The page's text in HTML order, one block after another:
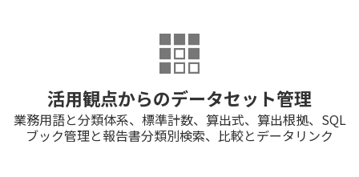
活用観点からのデータセット管理
業務用語と分類体系、標準計数、算出式、算出根拠、SQL
ブック管理と報告書分類別検索、比較とデータリンク